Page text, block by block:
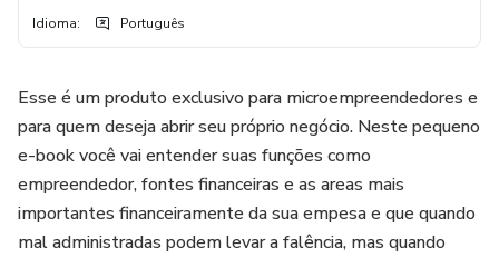
Idioma: Português
Esse é um produto exclusivo para microempreendedores e
para quem deseja abrir seu próprio negócio. Neste pequeno
e-book você vai entender suas funções como
empreendedor, fontes financeiras e as areas mais
importantes financeiramente da sua empesa e que quando
mal administradas podem levar a falência, mas quando